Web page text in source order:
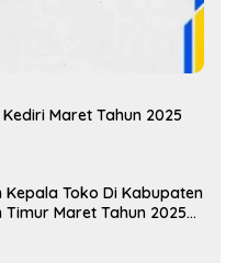
Maret Tahun 2025
Kepala Toko Di Kabupaten
Maret Tahun 2025